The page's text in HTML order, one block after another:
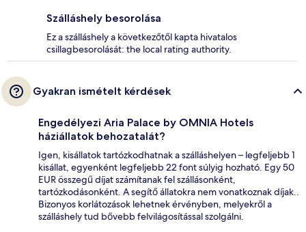
Szálláshely besorolása
Ez a szálláshely a következőtől kapta hivatalos
csillagbesorolását: the local rating authority.
Gyakran ismételt kérdések
Engedélyezi Aria Palace by OMNIA Hotels
háziállatok behozatalát?
Igen, kisállatok tartózkodhatnak a szálláshelyen – legfeljebb 1
kisállat, egyenként legfeljebb 22 font súlyig hozható. Egy 50
EUR összegű díjat számítanak fel szállásonként,
tartózkodásonként. A segítő állatokra nem vonatkoznak díjak..
Bizonyos korlátozások lehetnek érvényben, melyekről a
szálláshely tud bővebb felvilágosítással szolgálni.